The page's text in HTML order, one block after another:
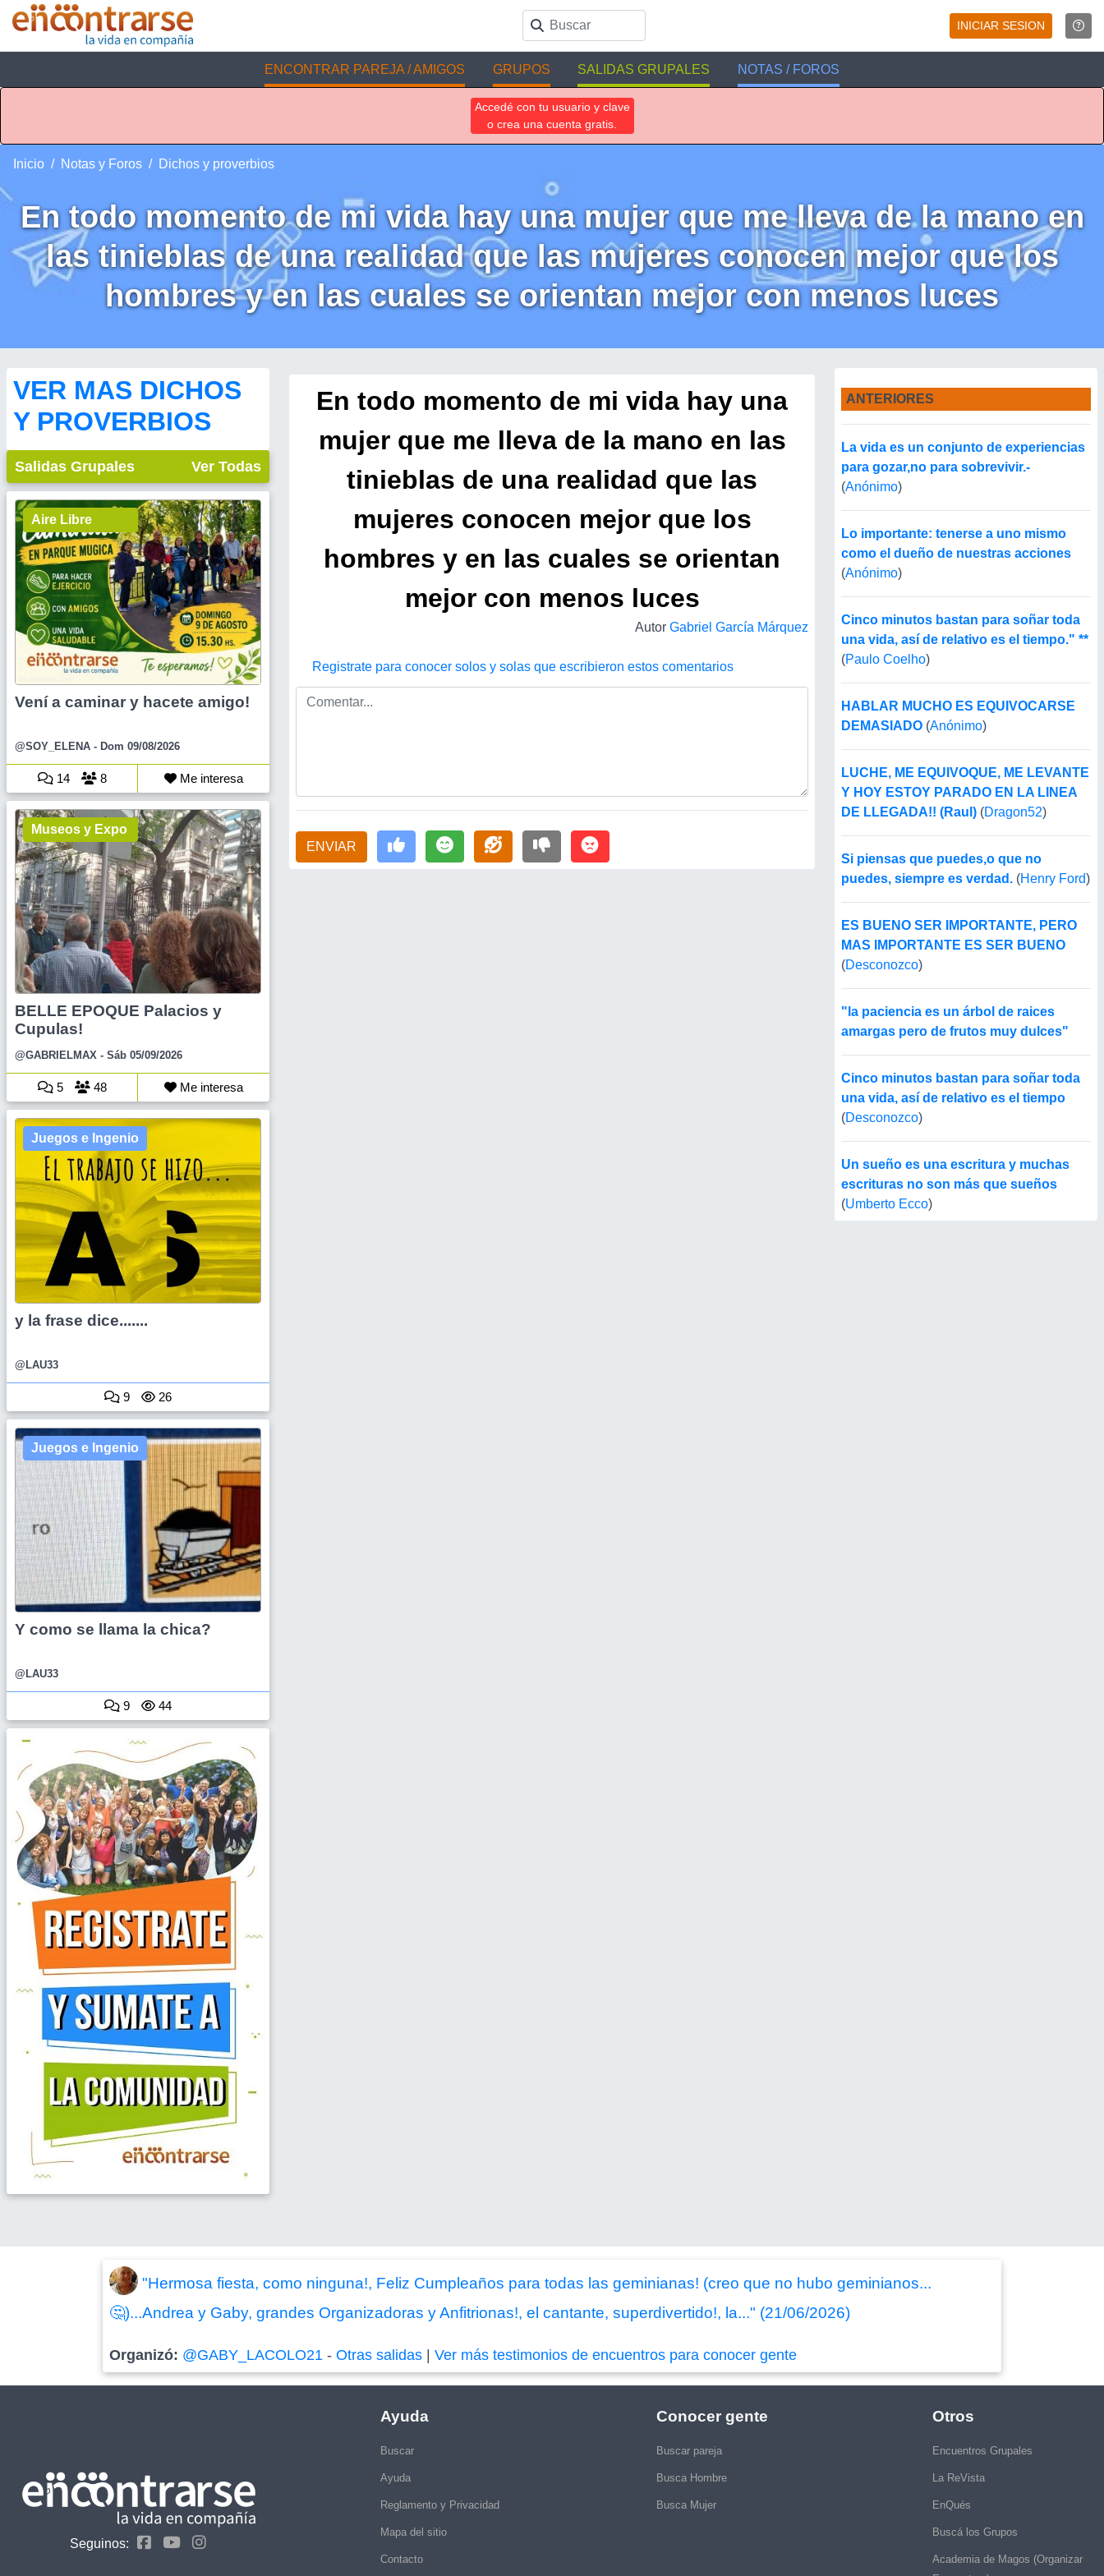
INICIAR SESION
ENCONTRAR PAREJA / AMIGOS GRUPOS SALIDAS GRUPALES NOTAS / FOROS
Accedé con tu usuario y clave
o crea una cuenta gratis.
Inicio Notas y Foros Dichos y proverbios
En todo momento de mi vida hay una mujer que me lleva de la mano en
las tinieblas de una realidad que las mujeres conocen mejor que los
hombres y en las cuales se orientan mejor con menos luces
VER MAS DICHOS
Y PROVERBIOS
Salidas Grupales Ver Todas
Aire Libre
Vení a caminar y hacete amigo!
@SOY_ELENA - Dom 09/08/2026
14 8 Me interesa
Museos y Expo
BELLE EPOQUE Palacios y
Cupulas!
@GABRIELMAX - Sáb 05/09/2026
5 48 Me interesa
Juegos e Ingenio
y la frase dice.......
@LAU33
9 26
Juegos e Ingenio
Y como se llama la chica?
@LAU33
9 44
En todo momento de mi vida hay una
mujer que me lleva de la mano en las
tinieblas de una realidad que las
mujeres conocen mejor que los
hombres y en las cuales se orientan
mejor con menos luces
Autor Gabriel García Márquez
Registrate para conocer solos y solas que escribieron estos comentarios
ENVIAR
ANTERIORES
La vida es un conjunto de experiencias
para gozar,no para sobrevivir.-
(Anónimo)
Lo importante: tenerse a uno mismo
como el dueño de nuestras acciones
(Anónimo)
Cinco minutos bastan para soñar toda
una vida, así de relativo es el tiempo." **
(Paulo Coelho)
HABLAR MUCHO ES EQUIVOCARSE
DEMASIADO (Anónimo)
LUCHE, ME EQUIVOQUE, ME LEVANTE
Y HOY ESTOY PARADO EN LA LINEA
DE LLEGADA!! (Raul) (Dragon52)
Si piensas que puedes,o que no
puedes, siempre es verdad. (Henry Ford)
ES BUENO SER IMPORTANTE, PERO
MAS IMPORTANTE ES SER BUENO
(Desconozco)
"la paciencia es un árbol de raices
amargas pero de frutos muy dulces"
Cinco minutos bastan para soñar toda
una vida, así de relativo es el tiempo
(Desconozco)
Un sueño es una escritura y muchas
escrituras no son más que sueños
(Umberto Ecco)
"Hermosa fiesta, como ninguna!, Feliz Cumpleaños para todas las geminianas! (creo que no hubo geminianos...
🤔)...Andrea y Gaby, grandes Organizadoras y Anfitrionas!, el cantante, superdivertido!, la..." (21/06/2026)
Organizó: @GABY_LACOLO21 -Otras salidas |Ver más testimonios de encuentros para conocer gente
Seguinos:
Ayuda
Buscar
Ayuda
Reglamento y Privacidad
Mapa del sitio
Contacto
Conocer gente
Buscar pareja
Busca Hombre
Busca Mujer
Otros
Encuentros Grupales
La ReVista
EnQués
Buscá los Grupos
Academia de Magos (Organizar